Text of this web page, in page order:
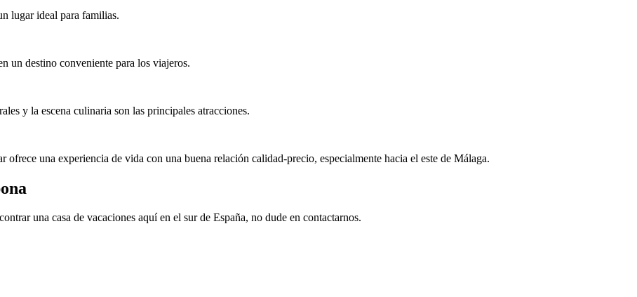
lugar ideal para familias.
un destino conveniente para los viajeros.
y la escena culinaria son las principales atracciones.
ofrece una experiencia de vida con una buena relación calidad-precio, especialmente hacia el este de Málaga.
una casa de vacaciones aquí en el sur de España, no dude en contactarnos.